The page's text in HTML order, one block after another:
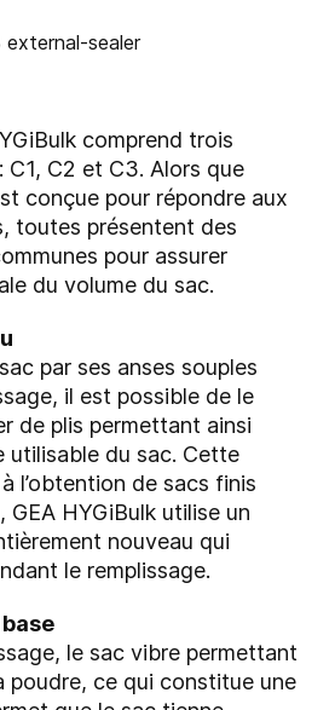
comprend trois
C1, C2 et C3. Alors que
conçue pour répondre aux
toutes présentent des
pour assurer
du volume du sac.
par ses anses souples
il est possible de le
de plis permettant ainsi
utilisable du sac. Cette
l’obtention de sacs finis
GEA HYGiBulk utilise un
nouveau qui
le remplissage.
le sac vibre permettant
poudre, ce qui constitue une